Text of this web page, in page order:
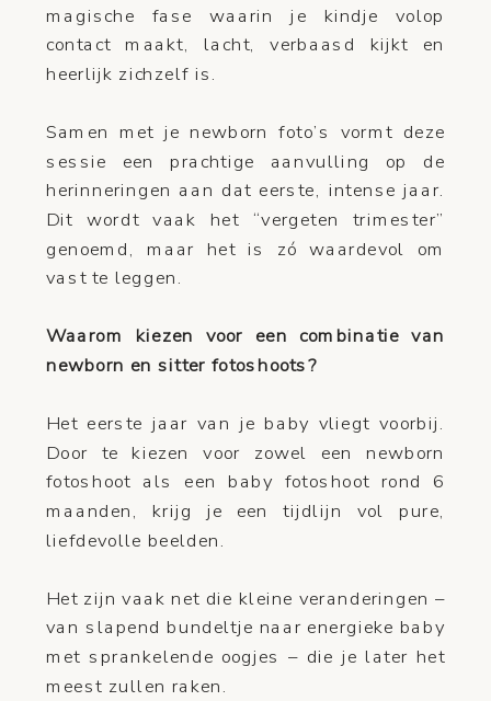
magische fase waarin je kindje volop
contact maakt, lacht, verbaasd kijkt en
heerlijk zichzelf is.
Samen met je newborn foto’s vormt deze
sessie een prachtige aanvulling op de
herinneringen aan dat eerste, intense jaar.
Dit wordt vaak het “vergeten trimester”
genoemd, maar het is zó waardevol om
vast te leggen.
Waarom kiezen voor een combinatie van
newborn en sitter fotoshoots?
Het eerste jaar van je baby vliegt voorbij.
Door te kiezen voor zowel een newborn
fotoshoot als een baby fotoshoot rond 6
maanden, krijg je een tijdlijn vol pure,
liefdevolle beelden.
Het zijn vaak net die kleine veranderingen –
van slapend bundeltje naar energieke baby
met sprankelende oogjes – die je later het
meest zullen raken.